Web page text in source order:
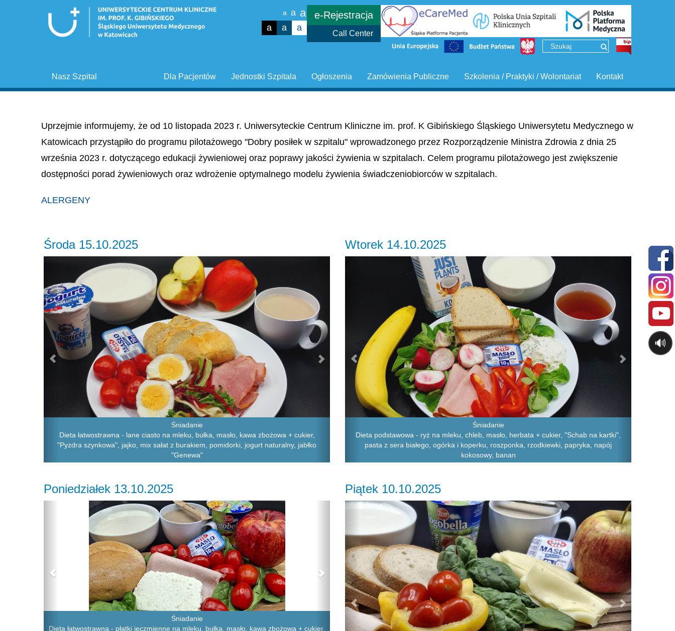
a a a
a a a
e-Rejestracja
Call Center
Kontakt
Szkolenia / Praktyki / Wolontariat
Zamówienia Publiczne
Ogłoszenia
Jednostki Szpitala
Dla Pacjentów
Nasz Szpital
Uprzejmie informujemy, że od 10 listopada 2023 r. Uniwersyteckie Centrum Kliniczne im. prof. K Gibińskiego Śląskiego Uniwersytetu Medycznego w
Katowicach przystąpiło do programu pilotażowego "Dobry posiłek w szpitalu" wprowadzonego przez Rozporządzenie Ministra Zdrowia z dnia 25
września 2023 r. dotyczącego edukacji żywieniowej oraz poprawy jakości żywienia w szpitalach. Celem programu pilotażowego jest zwiększenie
dostępności porad żywieniowych oraz wdrożenie optymalnego modelu żywienia świadczeniobiorców w szpitalach.
ALERGENY
Środa 15.10.2025
Śniadanie
Dieta łatwostrawna - lane ciasto na mleku, bułka, masło, kawa zbożowa + cukier,
"Pyzdra szynkowa", jajko, mix sałat z burakiem, pomidorki, jogurt naturalny, jabłko
"Genewa"
Wtorek 14.10.2025
Śniadanie
Dieta podstawowa - ryż na mleku, chleb, masło, herbata + cukier, "Schab na kartki",
pasta z sera białego, ogórka i koperku, roszponka, rzodkiewki, papryka, napój
kokosowy, banan
Poniedziałek 13.10.2025
Śniadanie
Dieta łatwostrawna - płatki jęczmienne na mleku, bułka, masło, kawa zbożowa + cukier,
Previous
Piątek 10.10.2025
Previous Next
🔊